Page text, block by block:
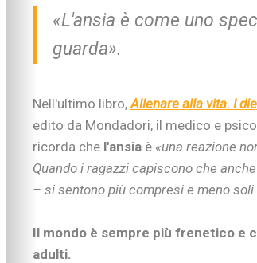
«L'ansia è come uno
guarda».
Nell'ultimo libro,Allenare alla vita. I
edito da Mondadori, il medico e
ricorda che l'ansiaè «una reazione
Quando i ragazzi capiscono che
– si sentono più compresi e meno soli
Il mondo è sempre più frenetico e
adulti.